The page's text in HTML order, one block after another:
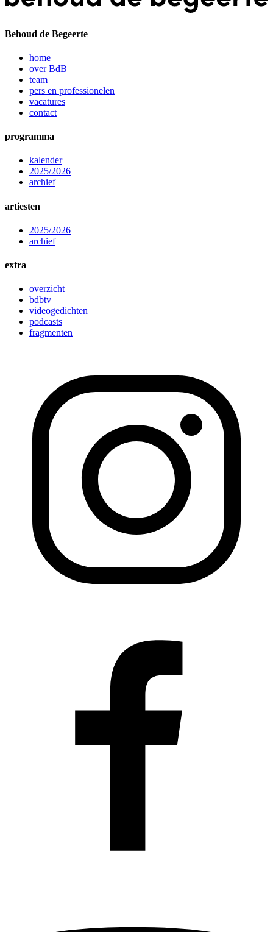
Behoud de Begeerte
home
over BdB
team
pers en professionelen
vacatures
contact
programma
kalender
2025/2026
archief
artiesten
2025/2026
archief
extra
overzicht
bdbtv
videogedichten
podcasts
fragmenten